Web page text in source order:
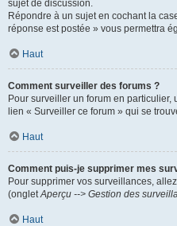
sujet de discussion.
Répondre à un sujet en cochant la
réponse est postée » vous permettra
Haut
Comment surveiller des forums ?
Pour surveiller un forum en
lien « Surveiller ce forum » qui se
Haut
Comment puis-je supprimer mes
Pour supprimer vos surveillances,
(ongletAperçu --> Gestion des
Haut